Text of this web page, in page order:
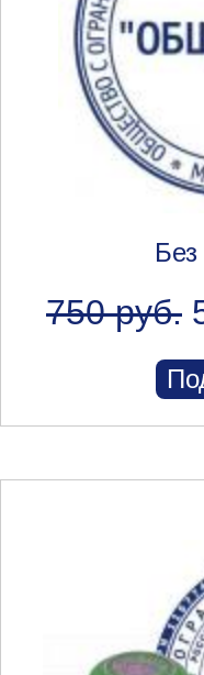
Без
750 руб.